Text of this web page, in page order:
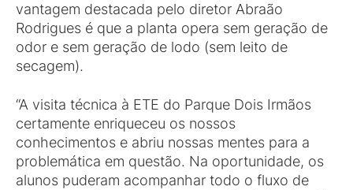
vantagem destacada pelo diretor Abraão
Rodrigues é que a planta opera sem geração de
odor e sem geração de lodo (sem leito de
secagem).
“A visita técnica à ETE do Parque Dois Irmãos
certamente enriqueceu os nossos
conhecimentos e abriu nossas mentes para a
problemática em questão. Na oportunidade, os
alunos puderam acompanhar todo o fluxo de